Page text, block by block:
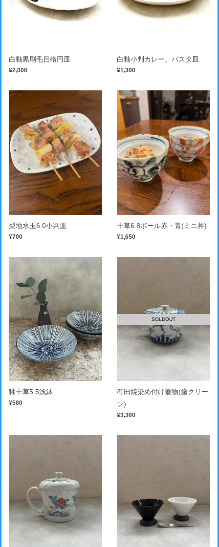
白釉黒刷毛目楕円皿
¥2,000
白釉小判カレー、パスタ皿
¥1,300
梨地水玉6.0小判皿
¥700
十草6.8ボール赤・青(ミニ丼)
¥1,650
釉十草5.5浅鉢
¥580
SOLDOUT
有田焼染め付け蓋物(歯クリー
ン)
¥3,300